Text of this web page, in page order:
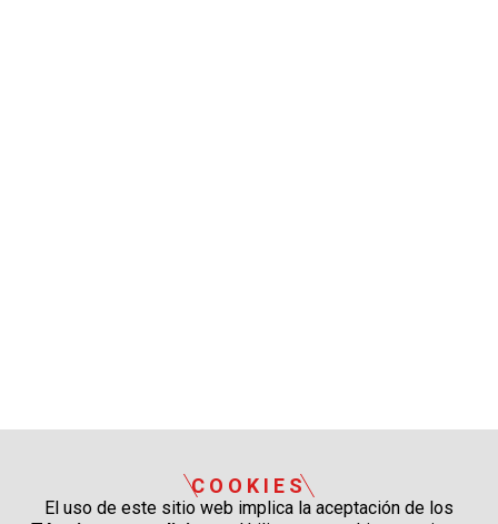
COOKIES
El uso de este sitio web implica la aceptación de los